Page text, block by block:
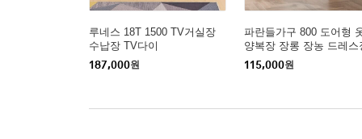
루네스 18T 1500 TV거실장
수납장 TV다이
187,000원
파란들가구 800 도어형
양복장 장롱 장농 드레스
115,000원